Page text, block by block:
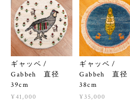
ギャッベ /
Gabbeh 直径
39cm
¥41,000
ギャッベ /
Gabbeh 直径
38cm
¥35,000